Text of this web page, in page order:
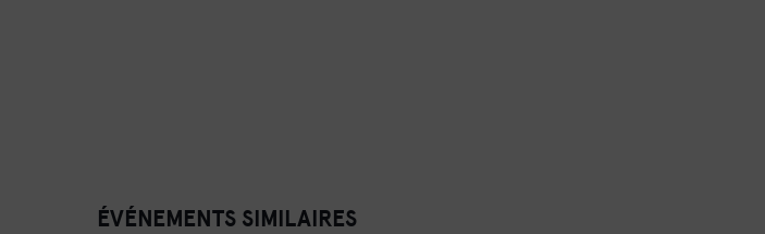
ÉVÉNEMENTS SIMILAIRES